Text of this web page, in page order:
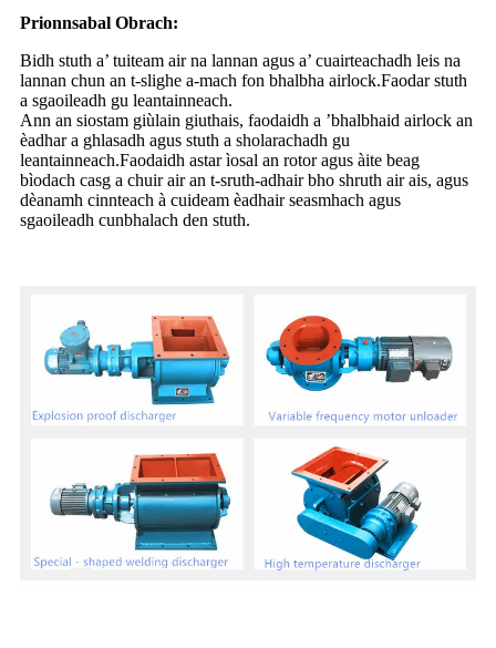
Prionnsabal Obrach:
Bidh stuth a’ tuiteam air na lannan agus a’ cuairteachadh leis na
lannan chun an t-slighe a-mach fon bhalbha airlock.Faodar stuth
a sgaoileadh gu leantainneach.
Ann an siostam giùlain giuthais, faodaidh a ’bhalbhaid airlock an
èadhar a ghlasadh agus stuth a sholarachadh gu
leantainneach.Faodaidh astar ìosal an rotor agus àite beag
bìodach casg a chuir air an t-sruth-adhair bho shruth air ais, agus
dèanamh cinnteach à cuideam èadhair seasmhach agus
sgaoileadh cunbhalach den stuth.